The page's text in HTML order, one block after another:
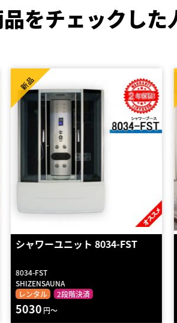
をチェックした
【K-740】シャワールーム
K-740
foshan cobuild industry co., Ltd
レンタル
2段階決済
新品
18810円～